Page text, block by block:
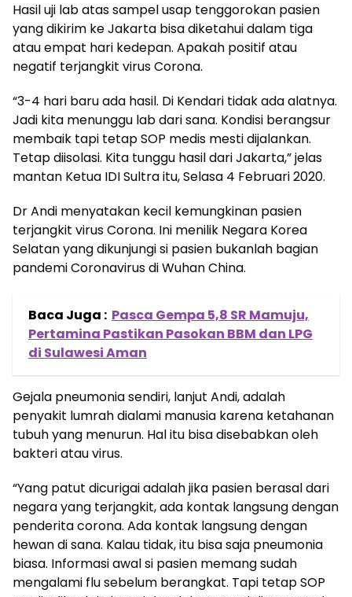
Hasil uji lab atas sampel usap tenggorokan pasien
yang dikirim ke Jakarta bisa diketahui dalam tiga
atau empat hari kedepan. Apakah positif atau
negatif terjangkit virus Corona.
“3-4 hari baru ada hasil. Di Kendari tidak ada alatnya.
Jadi kita menunggu lab dari sana. Kondisi berangsur
membaik tapi tetap SOP medis mesti dijalankan.
Tetap diisolasi. Kita tunggu hasil dari Jakarta,” jelas
mantan Ketua IDI Sultra itu, Selasa 4 Februari 2020.
Dr Andi menyatakan kecil kemungkinan pasien
terjangkit virus Corona. Ini menilik Negara Korea
Selatan yang dikunjungi si pasien bukanlah bagian
pandemi Coronavirus di Wuhan China.
Baca Juga : Pasca Gempa 5,8 SR Mamuju,
Pertamina Pastikan Pasokan BBM dan LPG
di Sulawesi Aman
Gejala pneumonia sendiri, lanjut Andi, adalah
penyakit lumrah dialami manusia karena ketahanan
tubuh yang menurun. Hal itu bisa disebabkan oleh
bakteri atau virus.
“Yang patut dicurigai adalah jika pasien berasal dari
negara yang terjangkit, ada kontak langsung dengan
penderita corona. Ada kontak langsung dengan
hewan di sana. Kalau tidak, itu bisa saja pneumonia
biasa. Informasi awal si pasien memang sudah
mengalami flu sebelum berangkat. Tapi tetap SOP